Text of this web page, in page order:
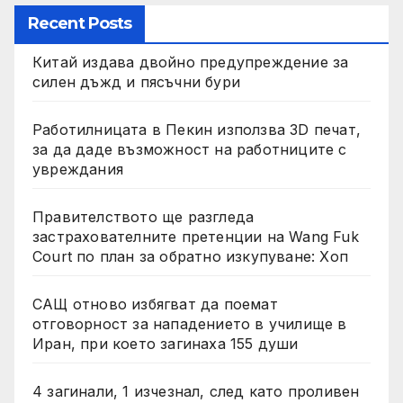
Recent Posts
Китай издава двойно предупреждение за
силен дъжд и пясъчни бури
Работилницата в Пекин използва 3D печат,
за да даде възможност на работниците с
увреждания
Правителството ще разгледа
застрахователните претенции на Wang Fuk
Court по план за обратно изкупуване: Хоп
САЩ отново избягват да поемат
отговорност за нападението в училище в
Иран, при което загинаха 155 души
4 загинали, 1 изчезнал, след като проливен